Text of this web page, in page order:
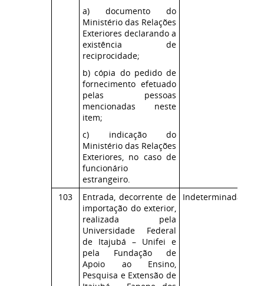
a) documento do
Ministério das Relações
Exteriores declarando a
existência de
reciprocidade;
b) cópia do pedido de
fornecimento efetuado
pelas pessoas
mencionadas neste
item;
c) indicação do
Ministério das Relações
Exteriores, no caso de
funcionário
estrangeiro.
103
Entrada, decorrente de
importação do exterior,
realizada pela
Universidade Federal
de Itajubá – Unifei e
pela Fundação de
Apoio ao Ensino,
Pesquisa e Extensão de
Indeterminada